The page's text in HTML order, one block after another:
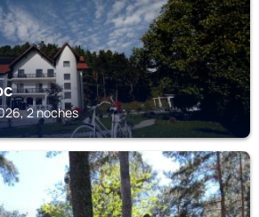
2 noches